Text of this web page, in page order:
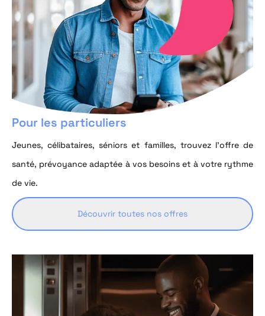
Pour les particuliers
Jeunes, célibataires, séniors et familles, trouvez l’offre de
santé, prévoyance adaptée à vos besoins et à votre rythme
de vie.
Découvrir toutes nos offres